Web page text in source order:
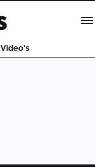
Video's